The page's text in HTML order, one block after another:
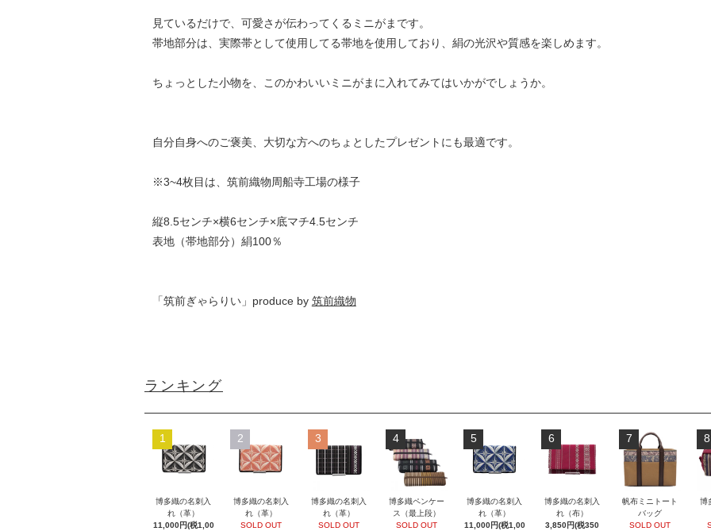
見ているだけで、可愛さが伝わってくるミニがまです。
帯地部分は、実際帯として使用してる帯地を使用しており、絹の光沢や質感を楽しめます。
ちょっとした小物を、このかわいいミニがまに入れてみてはいかがでしょうか。
自分自身へのご褒美、大切な方へのちょとしたプレゼントにも最適です。
※3~4枚目は、筑前織物周船寺工場の様子
縦8.5センチ×横6センチ×底マチ4.5センチ
表地（帯地部分）絹100％
「筑前ぎゃらりい」produce by 筑前織物
ランキング
1
博多織の名刺入
れ（革）
11,000円(税1,00
2
博多織の名刺入
れ（革）
SOLD OUT
3
博多織の名刺入
れ（革）
SOLD OUT
4
博多織ペンケー
ス（最上段）
SOLD OUT
5
博多織の名刺入
れ（革）
11,000円(税1,00
6
博多織の名刺入
れ（布）
3,850円(税350
7
帆布ミニトート
バッグ
SOLD OUT
8
博